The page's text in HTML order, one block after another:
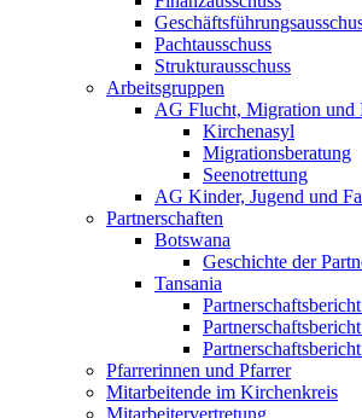
Pachtausschuss
Strukturausschuss
Arbeitsgruppen
AG Flucht, Migration und
Kirchenasyl
Migrationsberatung
Seenotrettung
AG Kinder, Jugend und
Partnerschaften
Botswana
Geschichte der
Tansania
Pfarrerinnen und Pfarrer
Mitarbeitende im Kirchenkreis
Mitarbeitervertretung